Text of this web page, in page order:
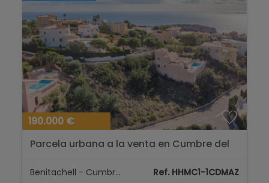
190.000 €
Parcela urbana a la venta en Cumbre del
Benitachell - Cumbre del Sol Ref. HHMC1-1CDMAZ